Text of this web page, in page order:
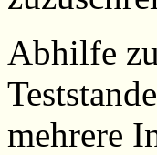
Abhilfe
mehrere